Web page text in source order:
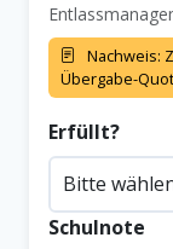
Nachweis:
Übergabe-
Erfüllt?
Schulnote